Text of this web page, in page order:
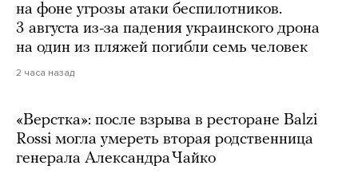
на фоне угрозы атаки беспилотников.
3 августа из-за падения украинского дрона
на один из пляжей погибли семь человек
2 часа назад
«Верстка»: после взрыва в ресторане Balzi
Rossi могла умереть вторая родственница
генерала Александра Чайко